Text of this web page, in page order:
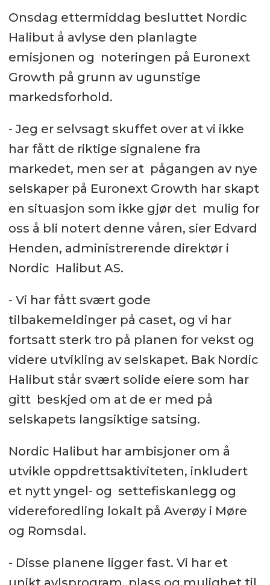
Onsdag ettermiddag besluttet Nordic
Halibut å avlyse den planlagte
emisjonen og noteringen på Euronext
Growth på grunn av ugunstige
markedsforhold.
- Jeg er selvsagt skuffet over at vi ikke
har fått de riktige signalene fra
markedet, men ser at pågangen av nye
selskaper på Euronext Growth har skapt
en situasjon som ikke gjør det mulig for
oss å bli notert denne våren, sier Edvard
Henden, administrerende direktør i
Nordic Halibut AS.
- Vi har fått svært gode
tilbakemeldinger på caset, og vi har
fortsatt sterk tro på planen for vekst og
videre utvikling av selskapet. Bak Nordic
Halibut står svært solide eiere som har
gitt beskjed om at de er med på
selskapets langsiktige satsing.
Nordic Halibut har ambisjoner om å
utvikle oppdrettsaktiviteten, inkludert
et nytt yngel- og settefiskanlegg og
videreforedling lokalt på Averøy i Møre
og Romsdal.
- Disse planene ligger fast. Vi har et